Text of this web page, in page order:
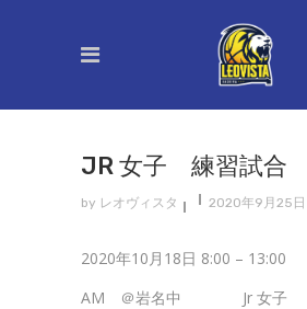
JR 女子 練習試合
by レオヴィスタ 2020年9月25日
Jr
2020年10月18日 8:00 – 13:00
AM ＠岩名中 Jr 女子